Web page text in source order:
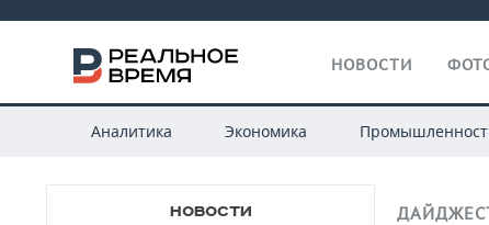
НОВОСТИ
Аналитика Экономика
НОВОСТИ